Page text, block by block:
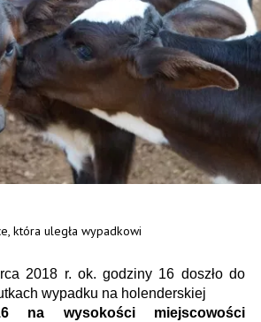
która uległa wypadkowi
2018 r. ok. godziny 16 doszło do
wypadku na holenderskiej
na wysokości miejscowości